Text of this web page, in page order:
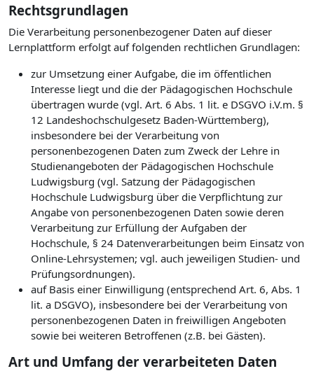
Rechtsgrundlagen
Die Verarbeitung personenbezogener Daten auf dieser
Lernplattform erfolgt auf folgenden rechtlichen Grundlagen:
zur Umsetzung einer Aufgabe, die im öffentlichen
Interesse liegt und die der Pädagogischen Hochschule
übertragen wurde (vgl. Art. 6 Abs. 1 lit. e DSGVO i.V.m. §
12 Landeshochschulgesetz Baden-Württemberg),
insbesondere bei der Verarbeitung von
personenbezogenen Daten zum Zweck der Lehre in
Studienangeboten der Pädagogischen Hochschule
Ludwigsburg (vgl. Satzung der Pädagogischen
Hochschule Ludwigsburg über die Verpflichtung zur
Angabe von personenbezogenen Daten sowie deren
Verarbeitung zur Erfüllung der Aufgaben der
Hochschule, § 24 Datenverarbeitungen beim Einsatz von
Online-Lehrsystemen; vgl. auch jeweiligen Studien- und
Prüfungsordnungen).
auf Basis einer Einwilligung (entsprechend Art. 6, Abs. 1
lit. a DSGVO), insbesondere bei der Verarbeitung von
personenbezogenen Daten in freiwilligen Angeboten
sowie bei weiteren Betroffenen (z.B. bei Gästen).
Art und Umfang der verarbeiteten Daten